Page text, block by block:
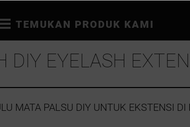
TEMUKAN PRODUK KAMI
DIY EYELASH
MATA PALSU DIY UNTUK EKSTENSI DI